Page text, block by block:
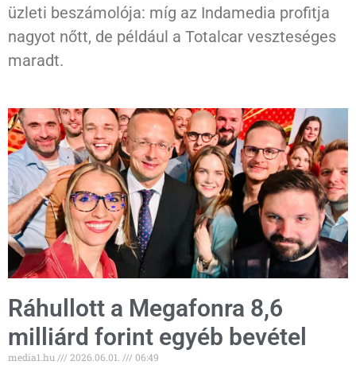
üzleti beszámolója: míg az Indamedia profitja
nagyot nőtt, de például a Totalcar veszteséges
maradt.
Ráhullott a Megafonra 8,6
milliárd forint egyéb bevétel
media1.hu 2026.06.01. 06:49